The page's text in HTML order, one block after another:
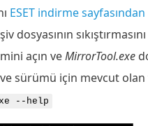
ESET indirme sayfasından
dosyasının sıkıştırmasını
açın veMirrorTool.exe
ve sürümü için mevcut
--help